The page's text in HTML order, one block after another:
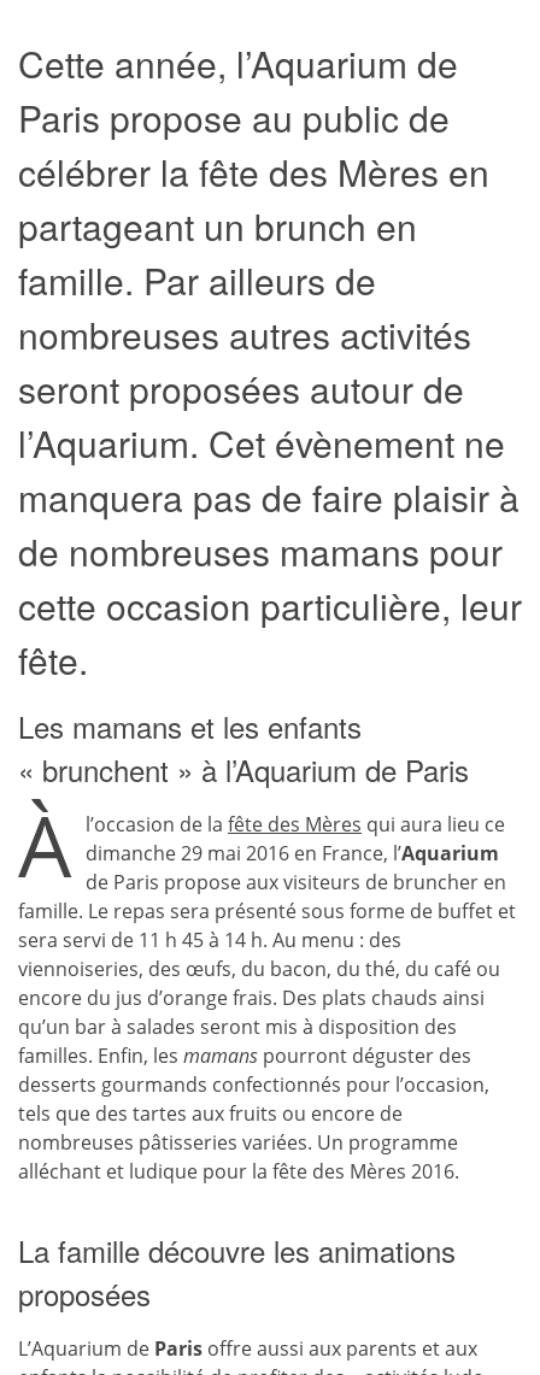
Cette année, l’Aquarium de
Paris propose au public de
célébrer la fête des Mères en
partageant un brunch en
famille. Par ailleurs de
nombreuses autres activités
seront proposées autour de
l’Aquarium. Cet évènement ne
manquera pas de faire plaisir à
de nombreuses mamans pour
cette occasion particulière, leur
fête.
Les mamans et les enfants
« brunchent » à l’Aquarium de Paris
À l’occasion de la fête des Mères qui aura lieu ce
dimanche 29 mai 2016 en France, l’Aquarium
de Paris propose aux visiteurs de bruncher en
famille. Le repas sera présenté sous forme de buffet et
sera servi de 11 h 45 à 14 h. Au menu : des
viennoiseries, des œufs, du bacon, du thé, du café ou
encore du jus d’orange frais. Des plats chauds ainsi
qu’un bar à salades seront mis à disposition des
familles. Enfin, les mamans pourront déguster des
desserts gourmands confectionnés pour l’occasion,
tels que des tartes aux fruits ou encore de
nombreuses pâtisseries variées. Un programme
alléchant et ludique pour la fête des Mères 2016.
La famille découvre les animations
proposées
L’Aquarium de Paris offre aussi aux parents et aux